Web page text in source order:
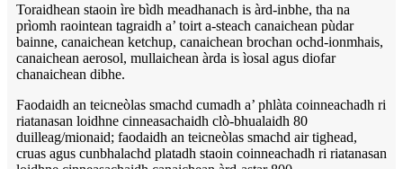
Toraidhean staoin ìre bìdh meadhanach is àrd-inbhe, tha na
prìomh raointean tagraidh a’ toirt a-steach canaichean pùdar
bainne, canaichean ketchup, canaichean brochan ochd-ionmhais,
canaichean aerosol, mullaichean àrda is ìosal agus diofar
chanaichean dibhe.
Faodaidh an teicneòlas smachd cumadh a’ phlàta coinneachadh ri
riatanasan loidhne cinneasachaidh clò-bhualaidh 80
duilleag/mionaid; faodaidh an teicneòlas smachd air tighead,
cruas agus cunbhalachd platadh staoin coinneachadh ri riatanasan